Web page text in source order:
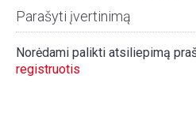
Parašyti įvertinimą
Norėdami palikti atsiliepimą
registruotis